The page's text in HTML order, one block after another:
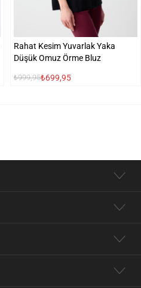
Rahat Kesim Yuvarlak Yaka
Düşük Omuz Örme Bluz
₺999,95₺699,95